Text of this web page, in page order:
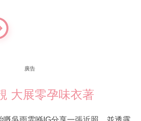
廣告
大展零孕味衣著